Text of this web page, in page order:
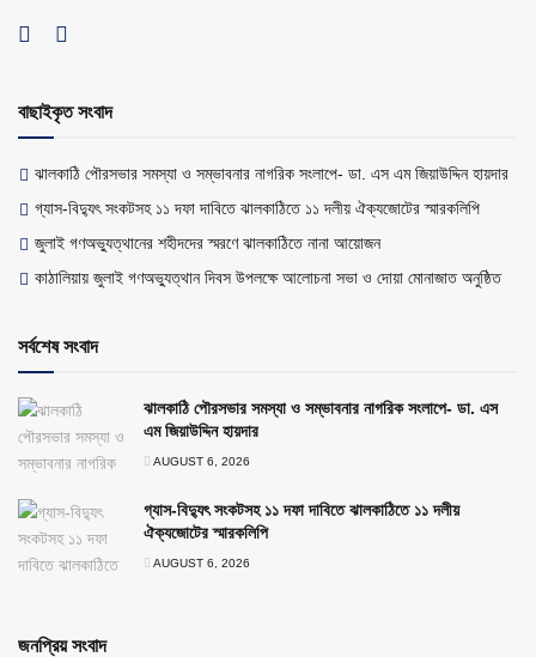
বাছাইকৃত সংবাদ
ঝালকাঠি পৌরসভার সমস্যা ও সম্ভাবনার নাগরিক সংলাপে- ডা. এস এম জিয়াউদ্দিন হায়দার
গ্যাস-বিদ্যুৎ সংকটসহ ১১ দফা দাবিতে ঝালকাঠিতে ১১ দলীয় ঐক্যজোটের স্মারকলিপি
জুলাই গণঅভ্যুত্থানের শহীদদের স্মরণে ঝালকাঠিতে নানা আয়োজন
কাঠালিয়ায় জুলাই গণঅভ্যুত্থান দিবস উপলক্ষে আলোচনা সভা ও দোয়া মোনাজাত অনুষ্ঠিত
সর্বশেষ সংবাদ
ঝালকাঠি পৌরসভার সমস্যা ও সম্ভাবনার নাগরিক সংলাপে- ডা. এস
এম জিয়াউদ্দিন হায়দার
AUGUST 6, 2026
গ্যাস-বিদ্যুৎ সংকটসহ ১১ দফা দাবিতে ঝালকাঠিতে ১১ দলীয়
ঐক্যজোটের স্মারকলিপি
AUGUST 6, 2026
জনপ্রিয় সংবাদ